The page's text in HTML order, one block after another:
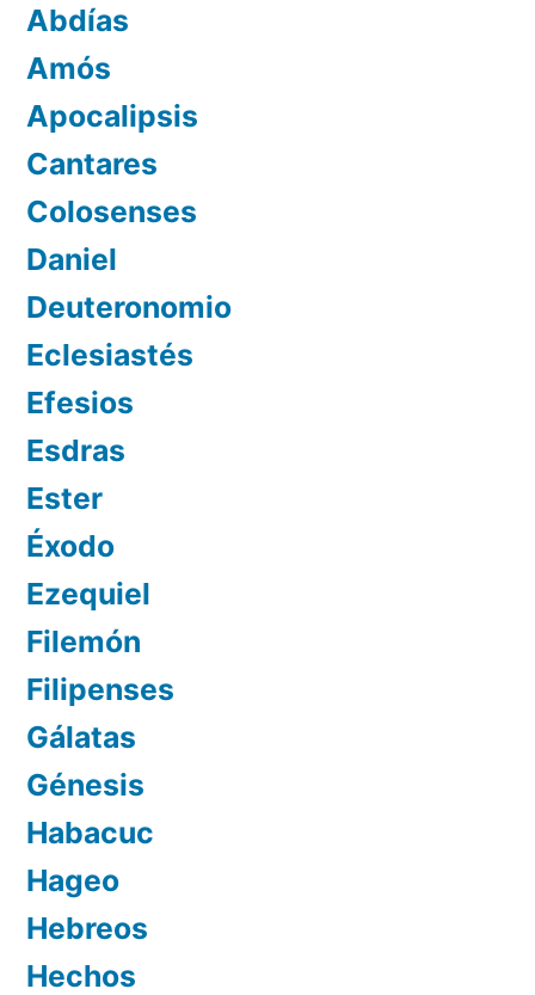
Abdías
Amós
Apocalipsis
Cantares
Colosenses
Daniel
Deuteronomio
Eclesiastés
Efesios
Esdras
Ester
Éxodo
Ezequiel
Filemón
Filipenses
Gálatas
Génesis
Habacuc
Hageo
Hebreos
Hechos